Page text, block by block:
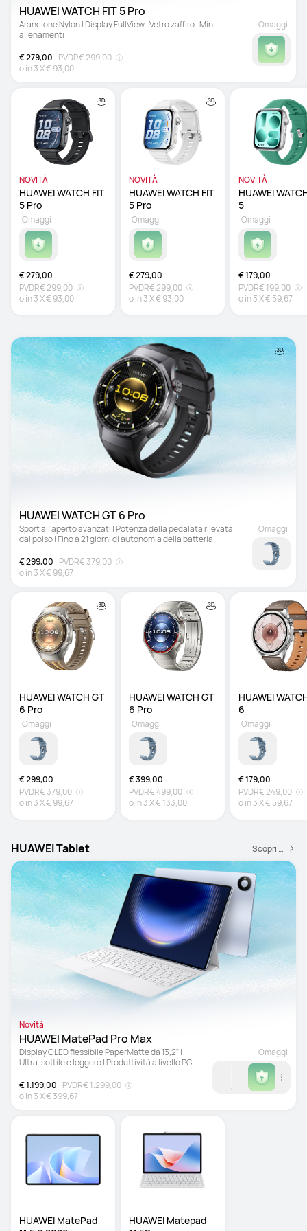
Arancione Nylon | Display FullView | Vetro zaffiro | Mini-
allenamenti
€ 279,00 PVDR€ 299,00
o in3X€ 93,00
Omaggi
NOVITÀ
HUAWEI WATCH FIT
€ 279,00
PVDR€ 299,00
o in3X€ 93,00
Omaggi
NOVITÀ
HUAWEI WATCH FIT
€ 279,00
PVDR€ 299,00
o in3X€ 93,00
Omaggi
NOVITÀ
HUAWEI
€ 179,00
PVDR€ 199,00
o in3X€ 59,67
Omaggi
Sport all’aperto avanzati | Potenza della pedalata rilevata
dal polso | Fino a 21 giorni di autonomia della batteria
€ 299,00 PVDR€ 379,00
o in3X€ 99,67
Omaggi
HUAWEI WATCH GT
€ 299,00
PVDR€ 379,00
o in3X€ 99,67
Omaggi
HUAWEI WATCH GT
€ 399,00
PVDR€ 499,00
o in3X€ 133,00
Omaggi
HUAWEI
6
€ 179,00
PVDR€ 249,00
o in3X€ 59,67
Omaggi
HUAWEI Tablet Scopri di più
Novità
Display OLED flessibile PaperMatte da 13,2" |
Ultra-sottile e leggero | Produttività a livello PC
€ 1.199,00 PVDR€ 1.299,00
o in3X€ 399,67
Omaggi
HUAWEI MatePad
HUAWEI Matepad